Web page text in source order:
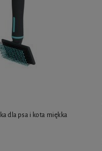
dla psa i kota miękka